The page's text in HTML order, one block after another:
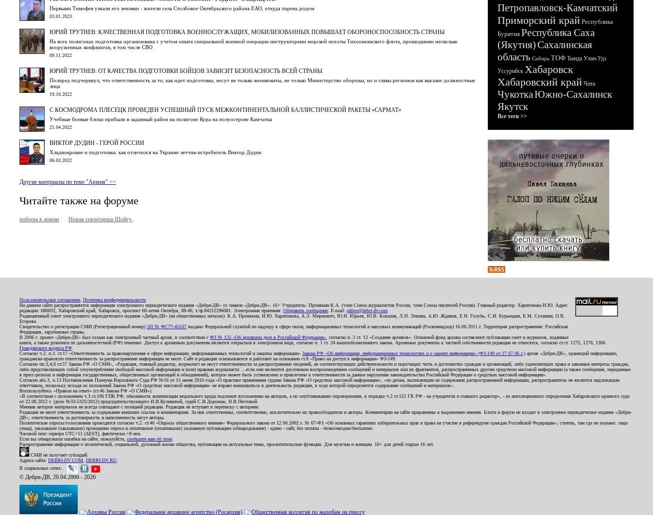
Первыми Тимофея узнали его земляки - жители села Столбовое Октябрьского района ЕАО, откуда парень родом
03.01.2023
ЮРИЙ ТРУТНЕВ: КАЧЕСТВЕННАЯ ПОДГОТОВКА ВОЕННОСЛУЖАЩИХ, МОБИЛИЗОВАННЫХ ПОВЫШАЕТ ОБОРОНОСПОСОБНОСТЬ СТРАНЫ
На всех полигонах подготовка организована с учетом опыта специальной военной операции инструкторами морской пехоты Тихоокеанского флота, прошедшими несколько
вооруженных конфликтов, в том числе СВО
09.11.2022
ЮРИЙ ТРУТНЕВ: ОТ КАЧЕСТВА ПОДГОТОВКИ БОЙЦОВ ЗАВИСИТ БЕЗОПАСНОСТЬ ВСЕЙ СТРАНЫ
Полпред подчеркнул, что ответственность за то, как идет подготовка, несут не только военкоматы, не только Министерство обороны, но и главы регионов как высшие должностные
лица
19.10.2022
С КОСМОДРОМА ПЛЕСЕЦК ПРОВЕДЕН УСПЕШНЫЙ ПУСК МЕЖКОНТИНЕНТАЛЬНОЙ БАЛЛИСТИЧЕСКОЙ РАКЕТЫ «САРМАТ»
Учебные боевые блоки прибыли в заданный район на полигоне Кура на полуострове Камчатка
21.04.2022
ВИКТОР ДУДИН - ГЕРОЙ РОССИИ
Хладнокровие и подготовка: как отличился на Украине летчик-истребитель Виктор Дудин
06.03.2022
Другие материалы по теме "Армия" >>
Читайте также на форуме
поборы в армии Новая секретарша Шойгу.
Петропавловск-Камчатский
Приморский край Республика
Бурятия Республика Саха
(Якутия)Сахалинская
область Сибирь ТОФ Тында Улан-Удэ
Уссурийск Хабаровск
Хабаровский край Чита
ЧукоткаЮжно-Сахалинск
Якутск
Все теги >>
Пользовательское соглашение Политика конфиденциальности
На данном сайте распространяется информация электронного периодического издания «Дебри-ДВ» со знаком «Дебри-ДВ». 16+ Учредитель: Пронякин К.А. (член Союза журналистов России, член Союза писателей России). Главный редактор: Харитонова И.Ю. Адрес
редакции: 680032, Хабаровский край, Хабаровск, проспект 60-летия Октября, 88-46, т./ф.84212296081. Электронная приемная: Отправить сообщение . E-mail: editor@debri-dv.com
Редакционный совет электронного периодического издания «Дебри-ДВ» (на общественных началах): К.А. Пронякин, И.Ю. Харитонова, А.Э. Мирмович, Ю.Н. Юрьев, Ю.В. Ковалев, Л.Н. Левина, А.Ю. Жданов, Е.Н. Голубь, С.Н. Бурындин, Б.М. Сухинин, О.В.
Егорова
Свидетельство о регистрации СМИ (Регистрационный номер) ЭЛ № ФС77-45537 выдано Федеральной службой по надзору в сфере связи, информационных технологий и массовых коммуникаций (Роскомнадзор) 16.06.2011 г. Территория распространения: Российская
Федерация, зарубежные страны.
В 2006 г. проект «Дебри-ДВ» был создан как электронный частный архив, в соответствии с ФЗ № 125 «Об архивном деле в Российской Федерации» , согласно п. 2 ст. 13 «Создание архивов». Основной фонд архива составляют публикации газет и журналов, изданные
книги, а также рукописи по дальневосточной (РФ) тематике. Доступ к архивным документам является открытым в электронном виде, согласно п. 1 ст. 24 вышеобозначенного закона. Архивные документы к частной собственности редакции не относятся, согласно ст.ст. 1275, 1276, 1306
Гражданского кодекса РФ
Согласно ч.2. п.3. ст.17 «Ответственность за правонарушения в сфере информации, информационных технологий и защиты информации» Закона РФ «Об информации, информационных технологиях и о защите информации» (ФЗ-149 от 27.07.06 г.) архив «Дебри-ДВ», хранящий информацию,
гражданско-правовую ответственность за распространение информации не несет. Сайт и редакция основываются и работают на основании ст.8 «Право на доступ к информации» ФЗ-149.
Согласно пп.3,4,6 ст.57 Закона РФ «О СМИ», «Редакция, главный редактор, журналист не несут ответственности за распространение сведений, не соответствующих действительности и порочащих честь и достоинство граждан и организаций, либо ущемляющих права и законные интересы граждан,
либо представляющих собой злоупотребление свободой массовой информации и (или) правами журналиста: ...если они являются дословным воспроизведением сообщений и материалов или их фрагментов, распространенных другим средством массовой информации (а также сообщения, переданные
в пресс-релизах и информация государственных, общественных организаций и объединений), которое может быть установлено и привлечено к ответственности за данное нарушение законодательства Российской Федерации о средствах массовой информации».
Согласно абз.3, п.13 Постановления Пленума Верховного Суда РФ №16 от 15 июня 2010 года «О практике применения судами Закона РФ «О средствах массовой информации», «по делам, вытекающим из содержания распространенной информации, распространитель не является надлежащим
ответчиком, поскольку исходя из положений Закона РФ «О средствах массовой информации» не вправе вмешиваться в деятельность редакции, в ходе которой определяется содержание сообщений и материалов».
Воспользуйтесь «Правом на ответ» (ст.46 Закона РФ «О СМИ»).
«В соответствии с положением ч.3 ст.196 ГПК РФ, обязанность компенсации морального вреда подлежит возложению на авторов, а по опубликованию опровержения, в порядке ч.2 ст.152 ГК РФ - на учредителя и главного редактор», - из апелляционного определения Хабаровского краевого суда
от 22.08.2012 г. (дело №33-5325/2012) председательствующего И.И.Куликовой, судей С.И.Дорожко, Н.В.Пестовой.
Мнения авторов материалов не всегда совпадают с позицией редакции. Редакция не вступает в переписку с авторами.
Редакция не несет ответственность за содержание внешних ссылок и комментариев. За них ответственны, соответственно, исключительно их правообладатели и авторы. Комментарии на сайте приравнены к выражению мнения. Блоги и форум не входят в электронное периодическое издание «Дебри-
ДВ», ответственность за достоверность и наполняемость несут авторы.
Политические опросы/голосования проводятся согласно ч.2. ст.46 «Опросы общественного мнения» Федерального закона от 12.06.2002 г. № 67-ФЗ «Об основных гарантиях избирательных прав и права на участие в референдуме граждан Российской Федерации»; считать, там где не указано: лицо
(лица), заказавшее (заказавших) проведение опроса и оплатившее (оплативших) указанную публикацию (обнародование) - едино - сайт, без оплаты - безвозмездно/бесплатно.
Часовой пояс сервера UTC+11 (AEST), фактически +8 мск.
Если вы обнаружили ошибки на сайте, пожалуйста, сообщите нам об этом
Распространение информации о политической, социальной, духовной жизни общества, публикации на актуальные темы, просветительские функции. Для мужчин и женщин. 16+ для детей старше 16 лет.
СМИ не получает субсидий.
Адреса сайта: DEBRI-DV.COM DEBRI-DV.RU
В социальных сетях:
© Дебри-ДВ, 20.04.2006 - 2026